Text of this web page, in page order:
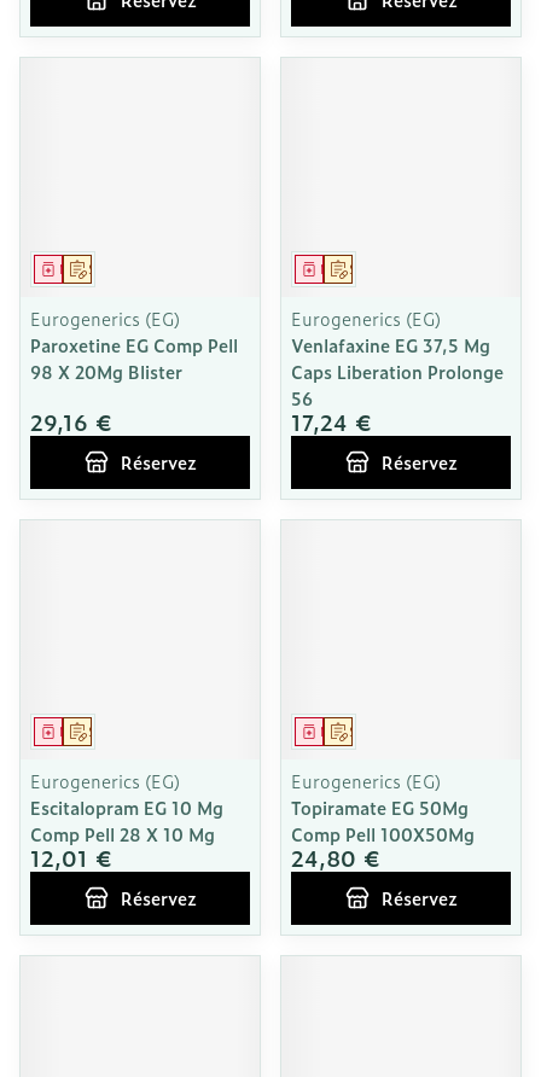
Sur prescription
Médicament
Eurogenerics (EG)
Paroxetine EG Comp Pell
98 X 20Mg Blister
29,16 €
Réservez
Sur prescription
Médicament
Eurogenerics (EG)
Venlafaxine EG 37,5 Mg
Caps Liberation Prolonge
56
17,24 €
Réservez
Sur prescription
Médicament
Eurogenerics (EG)
Escitalopram EG 10 Mg
Comp Pell 28 X 10 Mg
12,01 €
Réservez
Sur prescription
Médicament
Eurogenerics (EG)
Topiramate EG 50Mg
Comp Pell 100X50Mg
24,80 €
Réservez